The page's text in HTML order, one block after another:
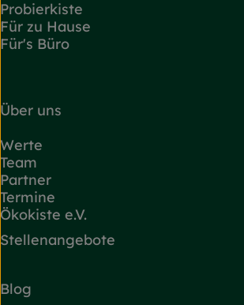
Probierkiste
Für zu Hause
Für's Büro
Über uns
Werte
Team
Partner
Termine
Ökokiste e.V.
Stellenangebote
Blog